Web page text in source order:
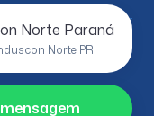
Norte Paraná
Norte PR